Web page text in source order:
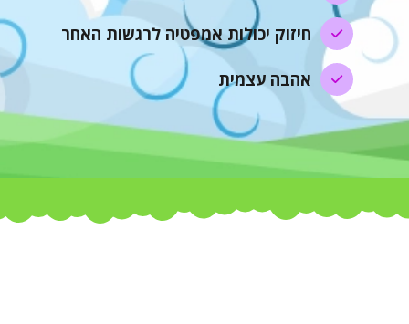
חיזוק יכולות אמפטיה לרגשות האחר
אהבה עצמית